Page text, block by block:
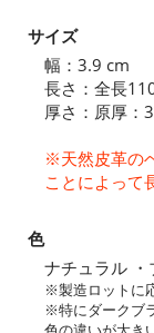
サイズ
幅：3.9 cm
長さ：全長
厚さ：原厚：
※天然皮革の
ことによって
色
ナチュラル
※製造ロットに
※特にダークブ